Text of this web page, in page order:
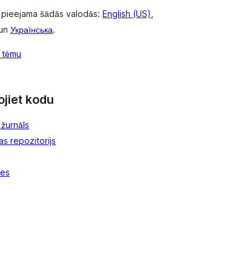
šādās valodās: English (US)
Українська.
kodu
repozitorijs